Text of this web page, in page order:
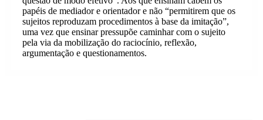
papéis de mediador e orientador e não “permitirem que os
sujeitos reproduzam procedimentos à base da imitação”,
uma vez que ensinar pressupõe caminhar com o sujeito
pela via da mobilização do raciocínio, reflexão,
argumentação e questionamentos.